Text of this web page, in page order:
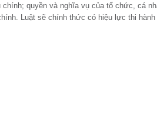
quyền và nghĩa vụ của tổ chức, cá
Luật sẽ chính thức có hiệu lực thi hành